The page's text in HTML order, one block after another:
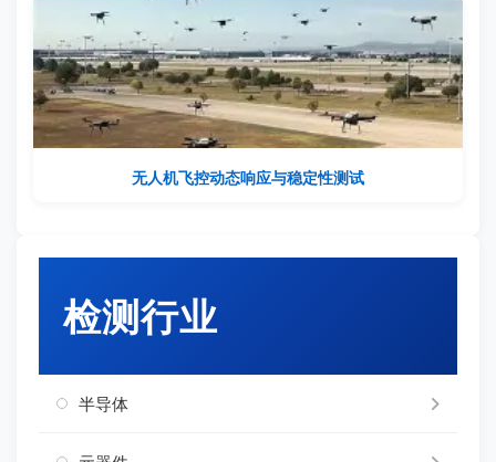
无人机飞控动态响应与稳定性测试
检测行业
半导体